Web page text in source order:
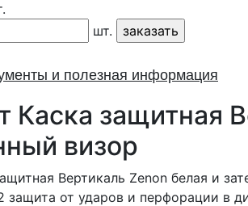
шт.
и полезная информация
Каска защитная
визор
Вертикаль Zenon белая и
защита от ударов и перфорации в